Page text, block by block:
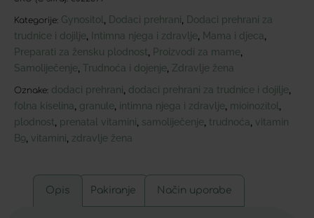
Kategorije: Gynositol Dodaci prehrani Dodaci prehrani za
trudnice i dojilje Intimna njega i zdravlje Mama i djeca
Preparati za žensku plodnost Proizvodi za mame
Samoliječenje Trudnoća i dojenje Zdravlje žena
Oznake: dodaci prehrani dodaci prehrani za trudnice i dojilje
folna kiselina granule intimna njega i zdravlje mioinozitol
plodnost prenatal vitamini samoliječenje trudnoća vitamin
B9 vitamini zdravlje žena
Opis Pakiranje Način uporabe